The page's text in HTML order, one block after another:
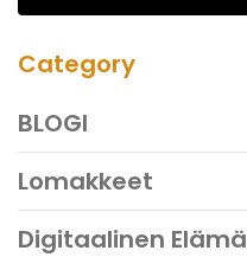
Category
BLOGI
Lomakkeet
Digitaalinen Elämä